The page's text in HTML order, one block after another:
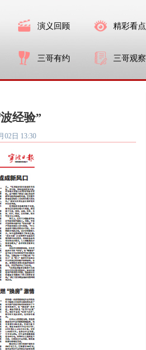
演义回顾 精彩看点
三哥有约 三哥观察
经验”
02日 13:30